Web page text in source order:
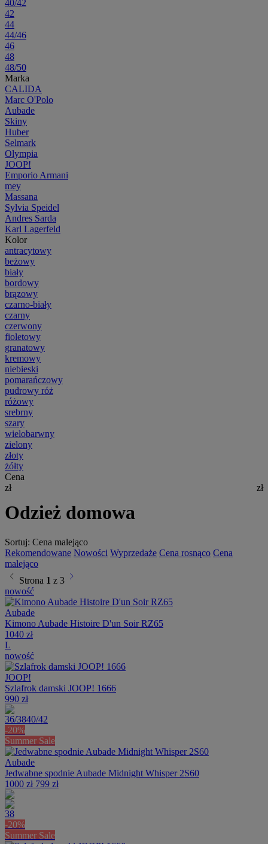
40/42
42
44
44/46
46
48
48/50
Marka
CALIDA
Marc O'Polo
Aubade
Skiny
Huber
Selmark
Olympia
JOOP!
Emporio Armani
mey
Massana
Sylvia Speidel
Andres Sarda
Karl Lagerfeld
Kolor
antracytowy
beżowy
biały
bordowy
brązowy
czarno-biały
czarny
czerwony
fioletowy
granatowy
kremowy
niebieski
pomarańczowy
pudrowy róż
różowy
srebrny
szary
wielobarwny
zielony
złoty
żółty
Cena
zł
zł
Odzież domowa
Sortuj: Cena malejąco
Rekomendowane Nowości Wyprzedaże Cena rosnąco Cena
malejąco
chevron_left Strona 1 z 3 chevron_right
nowość
Aubade
Kimono Aubade Histoire D'un Soir RZ65
1040 zł
L
nowość
JOOP!
Szlafrok damski JOOP! 1666
990 zł
36/3840/42
-20%
Summer Sale
Aubade
Jedwabne spodnie Aubade Midnight Whisper 2S60
1000 zł 799 zł
38
-20%
Summer Sale